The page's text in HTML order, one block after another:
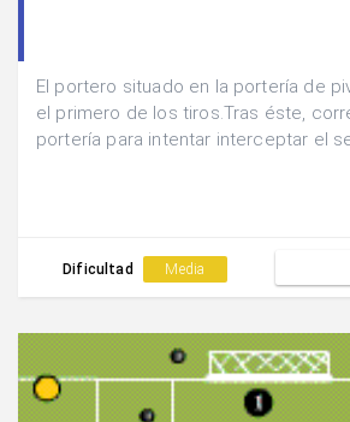
El portero situado en la portería de
el primero de los tiros.Tras éste,
portería para intentar interceptar el
Dificultad Media